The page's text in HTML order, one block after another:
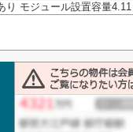
り モジュール設置容量